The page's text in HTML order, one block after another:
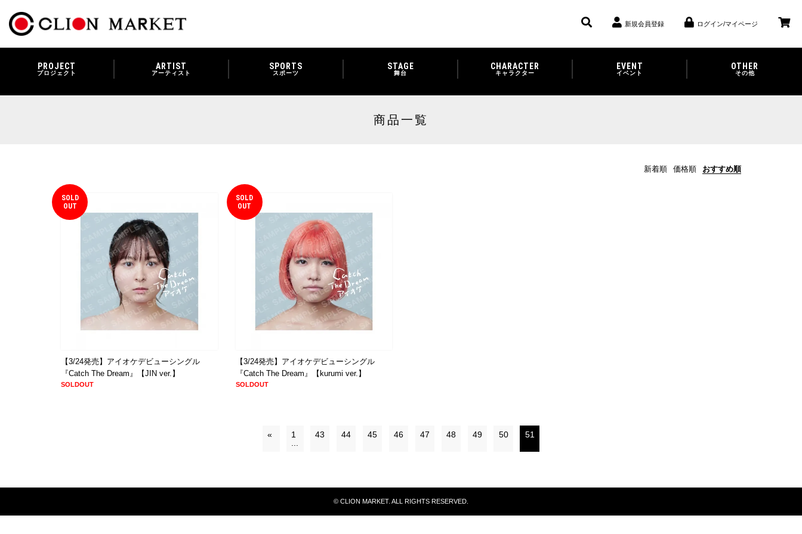
新規会員登録 ログイン/マイページ
PROJECT
プロジェクト
ARTIST
アーティスト
SPORTS
スポーツ
STAGE
舞台
CHARACTER
キャラクター
EVENT
イベント
OTHER
その他
商品一覧
新着順 価格順 おすすめ順
SOLD
OUT
【3/24発売】アイオケデビューシングル
『Catch The Dream』【JIN ver.】
SOLDOUT
SOLD
OUT
【3/24発売】アイオケデビューシングル
『Catch The Dream』【kurumi ver.】
SOLDOUT
«
1
43 44 45 46 47 48 49 50 51
© CLION MARKET. ALL RIGHTS RESERVED.